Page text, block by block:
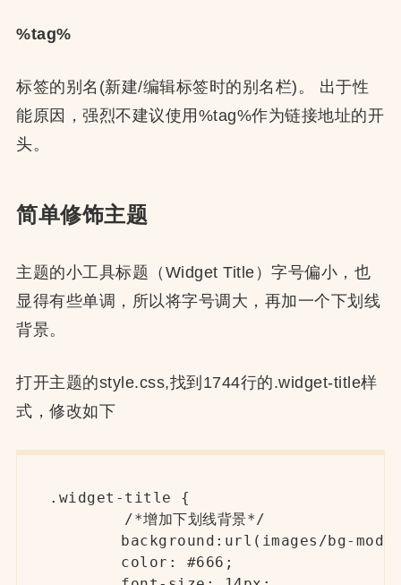
%tag%
标签的别名(新建/编辑标签时的别名栏)。 出于性
能原因，强烈不建议使用%tag%作为链接地址的开
头。
简单修饰主题
主题的小工具标题（Widget Title）字号偏小，也
显得有些单调，所以将字号调大，再加一个下划线
背景。
打开主题的style.css,找到1744行的.widget-title样
式，修改如下
.widget-title {
        /*增加下划线背景*/